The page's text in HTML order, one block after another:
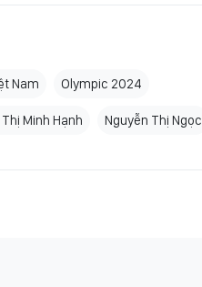
Nam Olympic 2024
Minh Hạnh Nguyễn Thị Ngọc